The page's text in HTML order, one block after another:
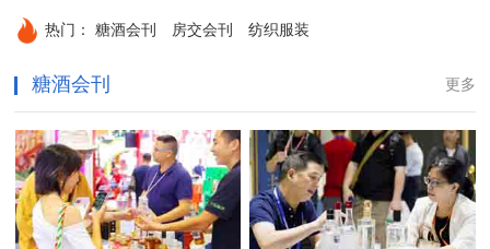
热门： 糖酒会刊 房交会刊 纺织服装
更多
糖酒会刊